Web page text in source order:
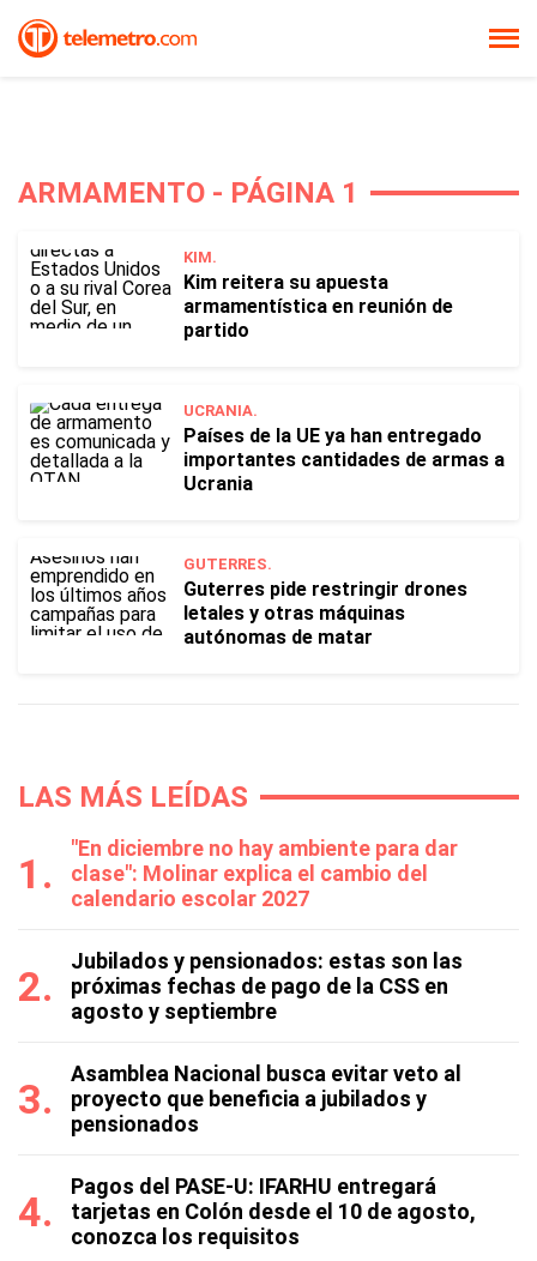
ARMAMENTO - PÁGINA 1
KIM.
Kim reitera su apuesta
armamentística en reunión de
partido
UCRANIA.
Países de la UE ya han entregado
importantes cantidades de armas a
Ucrania
GUTERRES.
Guterres pide restringir drones
letales y otras máquinas
autónomas de matar
LAS MÁS LEÍDAS
"En diciembre no hay ambiente para dar
clase": Molinar explica el cambio del
calendario escolar 2027
Jubilados y pensionados: estas son las
próximas fechas de pago de la CSS en
agosto y septiembre
Asamblea Nacional busca evitar veto al
proyecto que beneficia a jubilados y
pensionados
Pagos del PASE-U: IFARHU entregará
tarjetas en Colón desde el 10 de agosto,
conozca los requisitos